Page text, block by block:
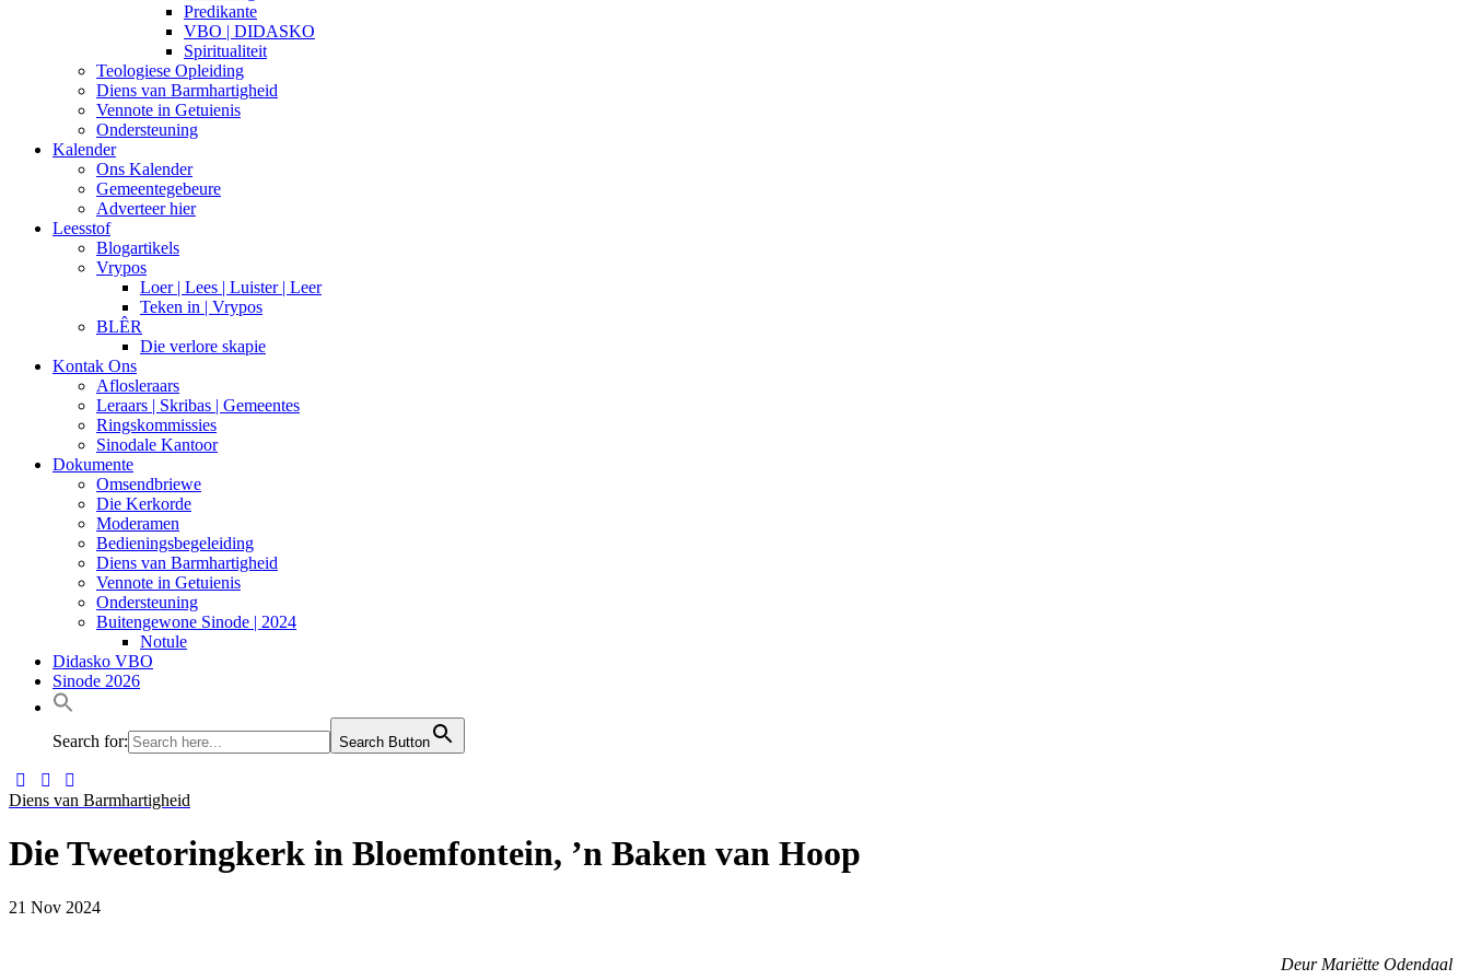
Predikante
VBO | DIDASKO
Spiritualiteit
Teologiese Opleiding
Diens van Barmhartigheid
Vennote in Getuienis
Ondersteuning
Kalender
Ons Kalender
Gemeentegebeure
Adverteer hier
Leesstof
Blogartikels
Vrypos
Loer | Lees | Luister | Leer
Teken in | Vrypos
BLÊR
Die verlore skapie
Kontak Ons
Aflosleraars
Leraars | Skribas | Gemeentes
Ringskommissies
Sinodale Kantoor
Dokumente
Omsendbriewe
Die Kerkorde
Moderamen
Bedieningsbegeleiding
Diens van Barmhartigheid
Vennote in Getuienis
Ondersteuning
Buitengewone Sinode | 2024
Notule
Didasko VBO
Sinode 2026
Search for: Search Button
Diens van Barmhartigheid
Die Tweetoringkerk in Bloemfontein, ’n Baken van Hoop
21 Nov 2024
Deur Mariëtte Odendaal